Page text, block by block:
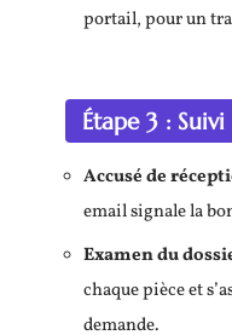
portail, pour un
Étape 3 :
Accusé de
email signale la
Examen du
chaque pièce et
demande.